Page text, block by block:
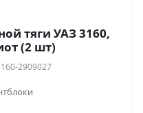
тяги УАЗ 3160,
(2 шт)
2909027